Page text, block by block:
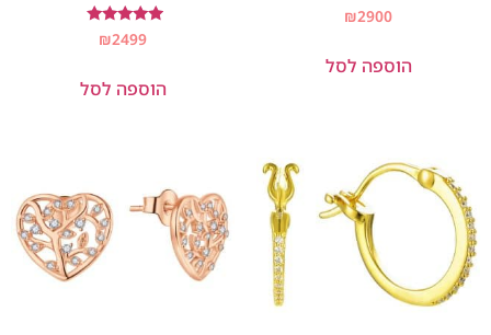
₪2900
הוספה לסל
דורג
5.00
₪2499
הוספה לסל